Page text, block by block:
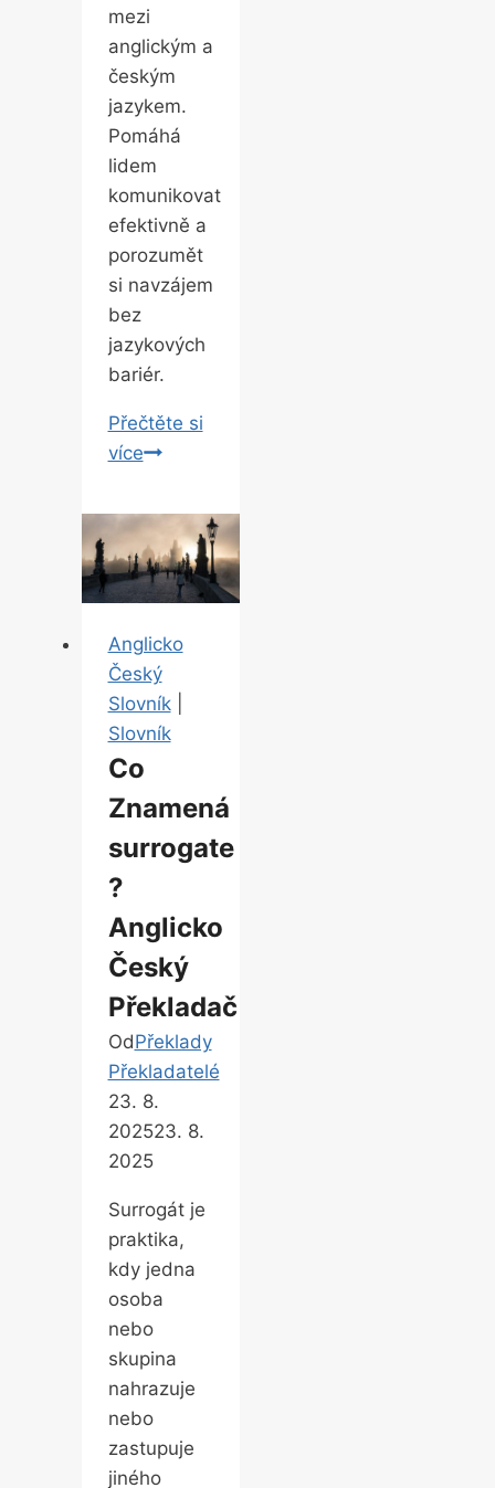
mezi
anglickým a
českým
jazykem.
Pomáhá
lidem
komunikovat
efektivně a
porozumět
si navzájem
bez
jazykových
bariér.
Přečtěte si
víceVýznam
labor
“
Anglicko
Český
Překladač
Anglicko
Český
Slovník|
Slovník
Co
Znamená
surrogate
?
Anglicko
Český
Překladač
OdPřeklady
Překladatelé
23. 8.
202523. 8.
2025
Surrogát je
praktika,
kdy jedna
osoba
nebo
skupina
nahrazuje
nebo
zastupuje
jiného